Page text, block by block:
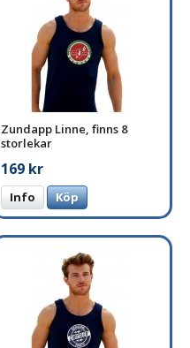
Zundapp Linne, finns 8
storlekar
169 kr
Info Köp